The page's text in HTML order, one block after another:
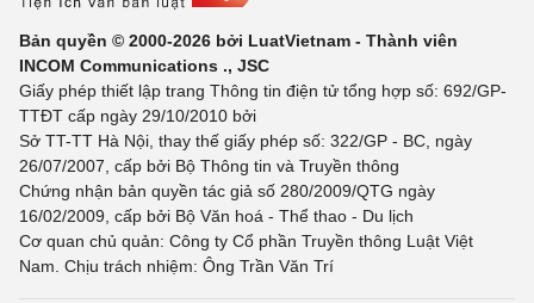
Bản quyền © 2000-2026 bởi LuatVietnam - Thành viên
INCOM Communications ., JSC
Giấy phép thiết lập trang Thông tin điện tử tổng hợp số: 692/GP-
TTĐT cấp ngày 29/10/2010 bởi
Sở TT-TT Hà Nội, thay thế giấy phép số: 322/GP - BC, ngày
26/07/2007, cấp bởi Bộ Thông tin và Truyền thông
Chứng nhận bản quyền tác giả số 280/2009/QTG ngày
16/02/2009, cấp bởi Bộ Văn hoá - Thể thao - Du lịch
Cơ quan chủ quản: Công ty Cổ phần Truyền thông Luật Việt
Nam. Chịu trách nhiệm: Ông Trần Văn Trí